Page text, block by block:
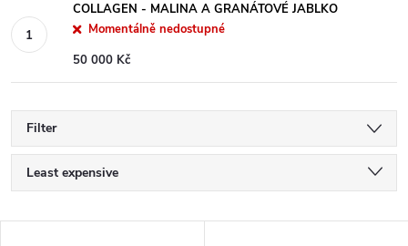
COLLAGEN - MALINA A GRANÁTOVÉ JABLKO
Momentálně nedostupné
50 000 Kč
Filter
P
r
Least expensive